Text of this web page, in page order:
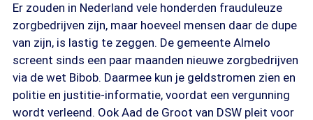
Er zouden in Nederland vele honderden frauduleuze
zorgbedrijven zijn, maar hoeveel mensen daar de dupe
van zijn, is lastig te zeggen. De gemeente Almelo
screent sinds een paar maanden nieuwe zorgbedrijven
via de wet Bibob. Daarmee kun je geldstromen zien en
politie en justitie-informatie, voordat een vergunning
wordt verleend. Ook Aad de Groot van DSW pleit voor